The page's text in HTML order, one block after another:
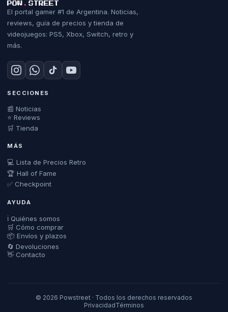
POW . STREET
El portal gamer #1 de Argentina. Noticias,
reviews, guía de precios y tienda de
videojuegos: PS5, Xbox, Switch, retro y
más.
SECCIONES
📰 Noticias
⭐ Reviews
🛒 Tienda
MÁS
💻 Lista de Precios Retro
🏆 Hall of Fame
✅ Checkpoint
AYUDA
ℹ️ Quiénes somos
🛒 Cómo comprar
📦 Envíos y plazos
🔄 Devoluciones
👋 Contacto
© 2026 Powstreet · Todos los derechos reservados
PrivacidadTérminos